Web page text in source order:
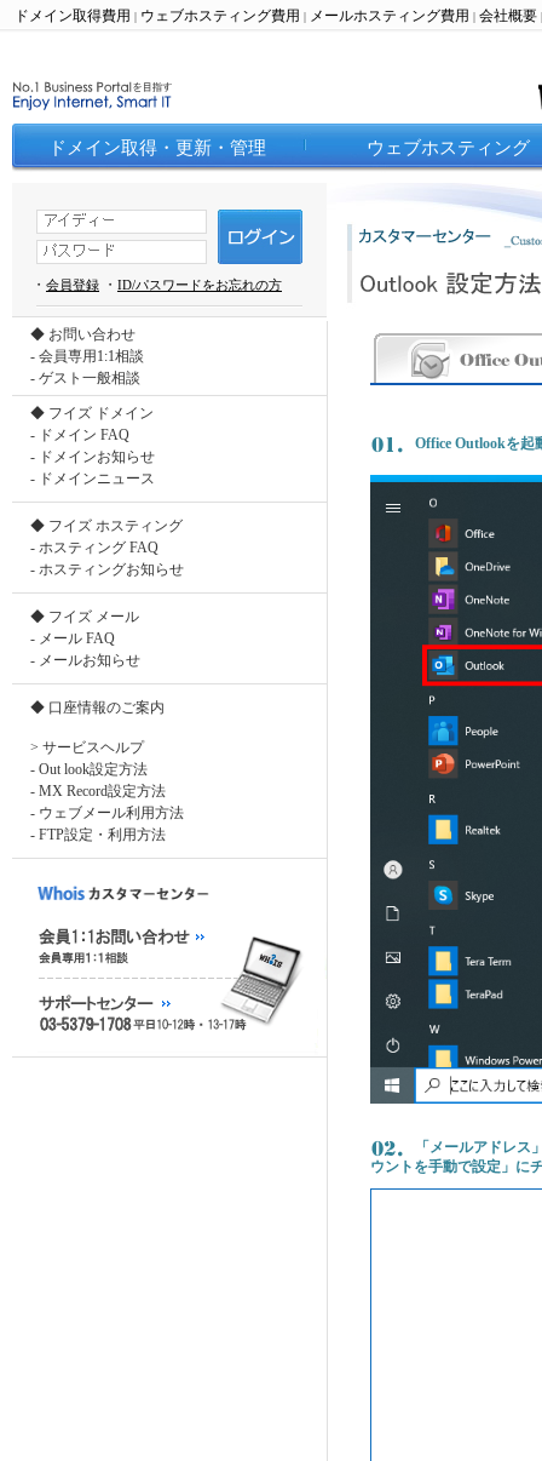
ドメイン取得費用 | ウェブホスティング費用 | メールホスティング費用 | 会社概要
ドメイン取得・更新・管理 ウェブホスティング
・ 会員登録 ・ ID/パスワードをお忘れの方
◆ お問い合わせ
- 会員専用1:1相談
- ゲスト一般相談
◆ フイズ ドメイン
- ドメイン FAQ
- ドメインお知らせ
- ドメインニュース
◆ フイズ ホスティング
- ホスティング FAQ
- ホスティングお知らせ
◆ フイズ メール
- メール FAQ
- メールお知らせ
◆ 口座情報のご案内
> サービスヘルプ
- Out look設定方法
- MX Record設定方法
- ウェブメール利用方法
- FTP設定・利用方法
Office Outlookを起
「メールアドレ
ウントを手動で設定」に